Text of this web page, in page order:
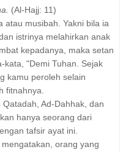
(Al-Hajj: 11)
atau musibah. Yakni bila ia
istrinya melahirkan anak
kepadanya, maka setan
kata, "Demi Tuhan. Sejak
kamu peroleh selain
fitnahnya.
Ad-Dahhak, dan
hanya seorang dari
tafsir ayat ini.
orang yang